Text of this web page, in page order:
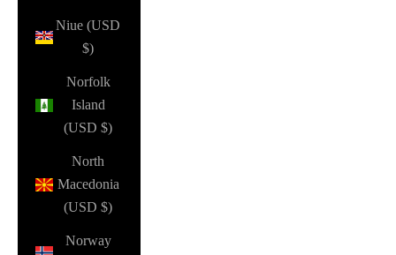
Niue (USD
$)
Norfolk
Island
(USD $)
North
Macedonia
(USD $)
Norway